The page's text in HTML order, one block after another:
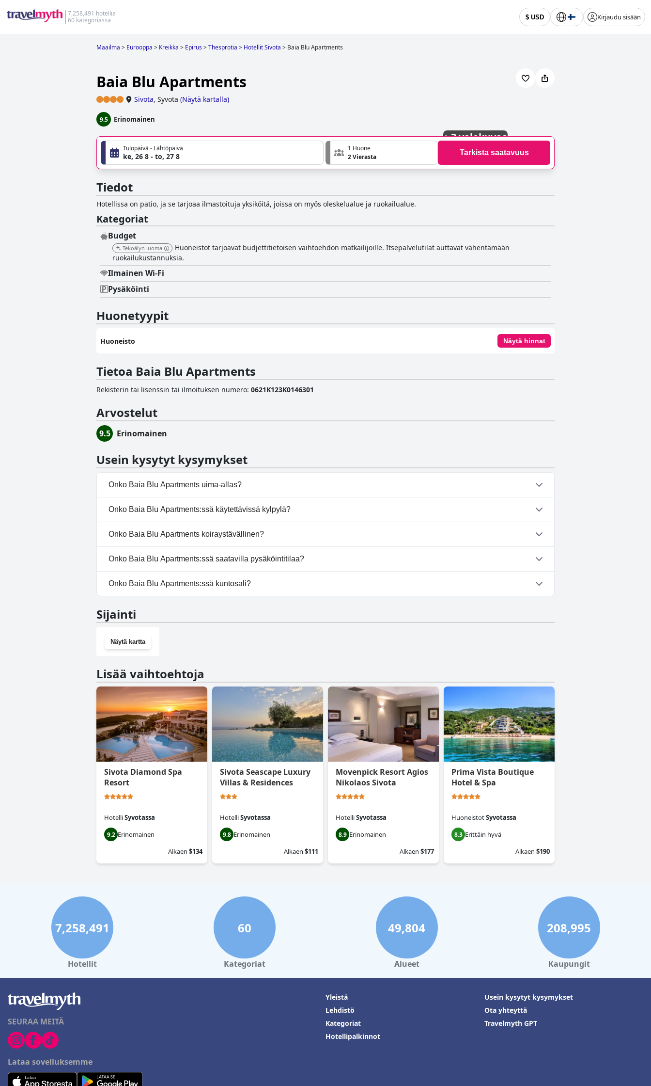
7,258,491 hotellia
60 kategoriassa
$ USD Kirjaudu sisään
Maailma > Eurooppa > Kreikka > Epirus>Thesprotia > Hotellit Sivota > Baia Blu Apartments
Baia Blu Apartments
Sivota, Syvota (Näytä kartalla)
9.5 Erinomainen
+3 valokuvaa
Tulopäivä - Lähtöpäivä
ke, 26 8 - to, 27 8
1 Huone
2 Vierasta
Tarkista saatavuus
Tiedot
Hotellissa on patio, ja se tarjoaa ilmastoituja yksiköitä, joissa on myös oleskelualue ja ruokailualue.
Kategoriat
Budget
Tekoälyn luoma
Huoneistot tarjoavat budjettitietoisen vaihtoehdon matkailijoille. Itsepalvelutilat auttavat vähentämään
ruokailukustannuksia.
Ilmainen Wi-Fi
Pysäköinti
Huonetyypit
Huoneisto Näytä hinnat
Tietoa Baia Blu Apartments
Rekisterin tai lisenssin tai ilmoituksen numero: 0621Κ123Κ0146301
Arvostelut
9.5 Erinomainen
Usein kysytyt kysymykset
Onko Baia Blu Apartments uima-allas?
Ei, Baia Blu Apartments ei ole uima-allasta.
Onko Baia Blu Apartments:ssä käytettävissä kylpylä?
Ei, Baia Blu Apartments ei tarjoa kylpylää.
Onko Baia Blu Apartments koiraystävällinen?
Ei, Baia Blu Apartments ei salli koiria.
Onko Baia Blu Apartments:ssä saatavilla pysäköintitilaa?
Kyllä, Baia Blu Apartments tarjoaa pysäköintimahdollisuuden.
Onko Baia Blu Apartments:ssä kuntosali?
Sijainti
Näytä kartta
Lisää vaihtoehtoja
Sivota Diamond Spa
Resort
HotelliSyvotassa
9.2 Erinomainen
Alkaen $134
Sivota Seascape Luxury
Villas & Residences
HotelliSyvotassa
9.8 Erinomainen
Alkaen $111
Movenpick Resort Agios
Nikolaos Sivota
HotelliSyvotassa
8.9 Erinomainen
Alkaen $177
Prima Vista Boutique
Hotel & Spa
HuoneistotSyvotassa
8.3 Erittäin hyvä
Alkaen $190
7,258,491
Hotellit
60
Kategoriat
49,804
Alueet
208,995
Kaupungit
SEURAA MEITÄ
Lataa sovelluksemme
Yleistä
Lehdistö
Kategoriat
Hotellipalkinnot
Usein kysytyt kysymykset
Ota yhteyttä
Travelmyth GPT